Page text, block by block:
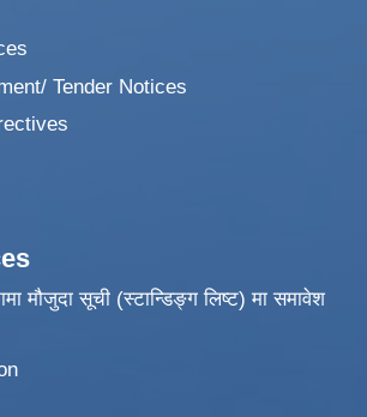
Tender Notices
मौजुदा सूची (स्टान्डिङ्ग लिष्ट) मा समावेश